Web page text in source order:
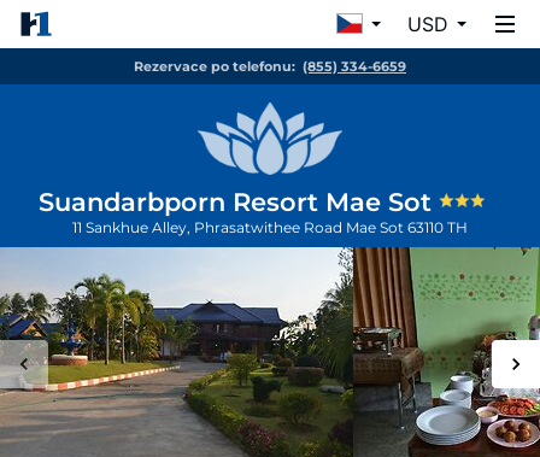
USD
Rezervace po telefonu: (855) 334-6659
Suandarbporn Resort Mae Sot
11 Sankhue Alley, Phrasatwithee Road Mae Sot 63110 TH